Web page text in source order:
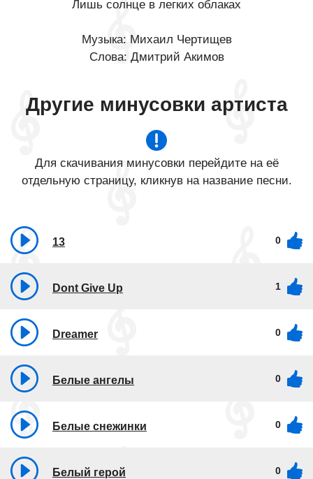
Лишь солнце в легких облаках
Музыка: Михаил Чертищев
Слова: Дмитрий Акимов
Другие минусовки артиста
Для скачивания минусовки перейдите на её
отдельную страницу, кликнув на название песни.
13 0
Dont Give Up 1
Dreamer 0
Белые ангелы 0
Белые снежинки 0
Белый герой 0